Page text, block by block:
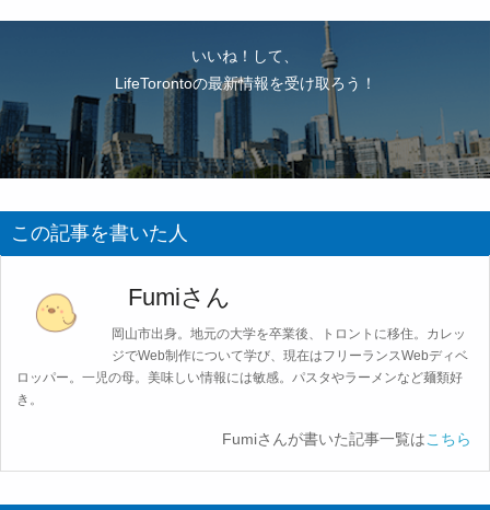
いいね！して、
LifeTorontoの最新情報を受け取ろう！
この記事を書いた人
Fumiさん
岡山市出身。地元の大学を卒業後、トロントに移住。カレッ
ジでWeb制作について学び、現在はフリーランスWebディベ
ロッパー。一児の母。美味しい情報には敏感。パスタやラーメンなど麺類好
き。
Fumiさんが書いた記事一覧はこちら